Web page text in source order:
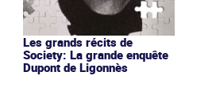
Les grands récits de
Society: La grande enquête
Dupont de Ligonnès